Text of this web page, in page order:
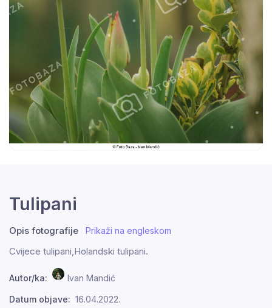
Tulipani
Opis fotografije Prikaži na engleskom
Cvijece tulipani,Holandski tulipani.
Autor/ka: Ivan Mandić
Datum objave: 16.04.2022.